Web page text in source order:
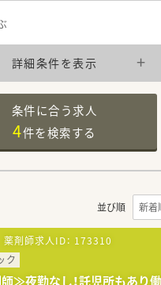
詳細条件を表示
条件に合う求人
4件を検索する
並び順
薬剤師求人ID： 173310
ク
師≫夜勤なし！託児所もあり